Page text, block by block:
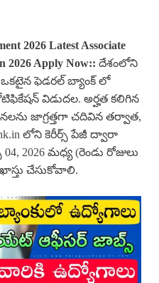
2026 Latest Associate
2026 Apply Now:: దేశంలోని
ఒకటైన ఫెడరల్ బ్యాంక్ లో
విడుదల. అర్హత కలిగిన
జాగ్రత్తగా చదివిన తర్వాత,
లోని కెరీర్స్ పేజీ ద్వారా
2026 మధ్య (రెండు రోజులు
చేసుకోవాలి.